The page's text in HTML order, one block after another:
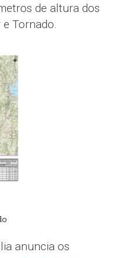
de altura dos
Tornado.
anuncia os